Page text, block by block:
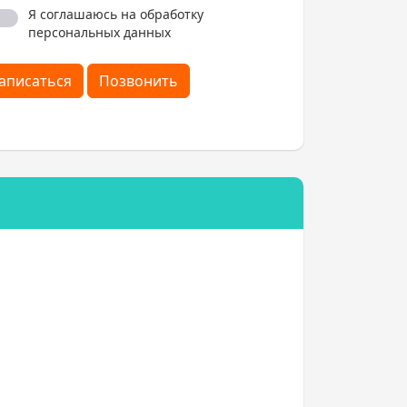
Я соглашаюсь на обработку
персональных данных
Позвонить